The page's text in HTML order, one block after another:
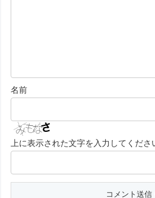
名前
上に表示された文字を入力してくださ